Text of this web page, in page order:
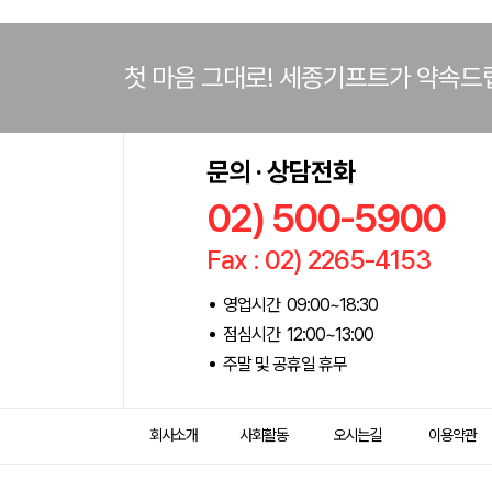
첫 마음 그대로! 세종기프트가 약속드
문의 · 상담전화
02) 500-5900
Fax : 02) 2265-4153
영업시간 09:00~18:30
점심시간 12:00~13:00
주말 및 공휴일 휴무
회사소개 사회활동 오시는길 이용약관